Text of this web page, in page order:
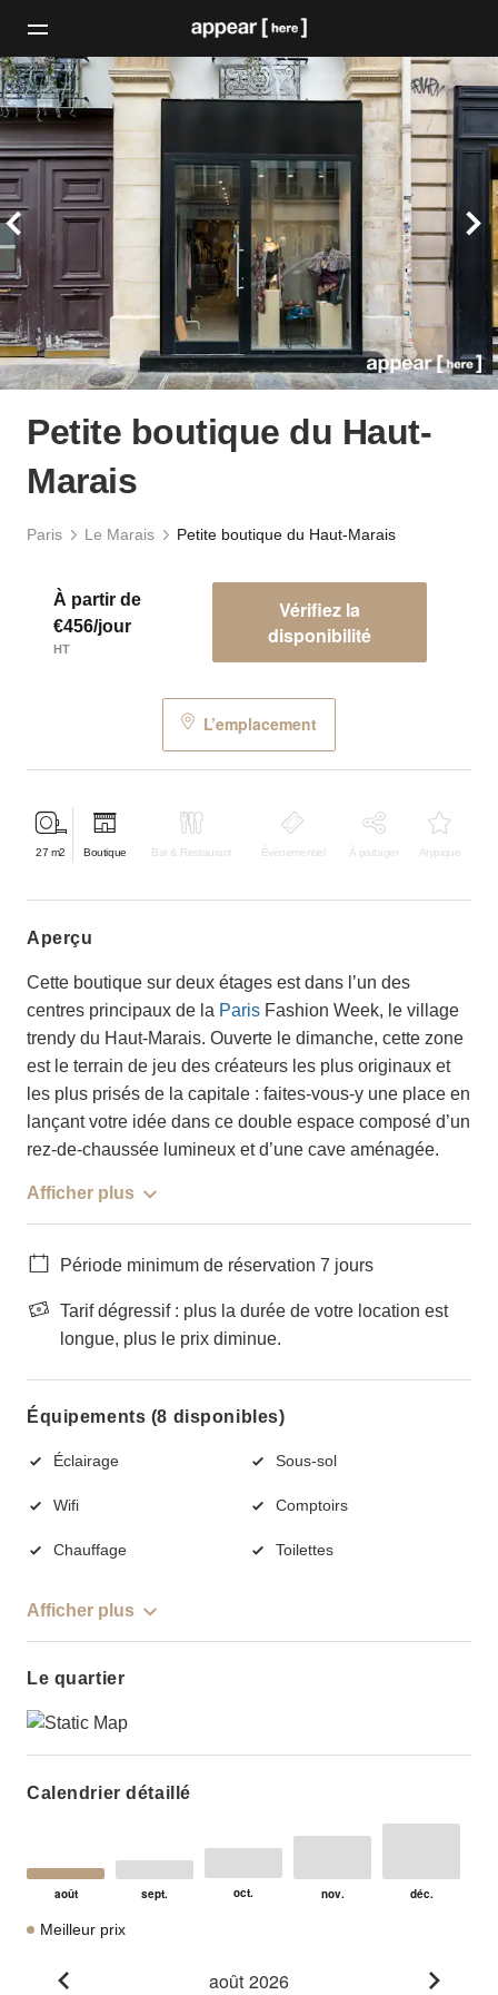
Petite boutique du Haut-
Marais
Paris Le Marais Petite boutique du Haut-Marais
À partir de
€456/jour
HT
Vérifiez la
disponibilité
L’emplacement
27 m2 Boutique Bar & Restaurant Événementiel À partager Atypique
aperçu
Cette boutique sur deux étages est dans l’un des
centres principaux de la Paris Fashion Week, le village
trendy du Haut-Marais. Ouverte le dimanche, cette zone
est le terrain de jeu des créateurs les plus originaux et
les plus prisés de la capitale : faites-vous-y une place en
lançant votre idée dans ce double espace composé d’un
rez-de-chaussée lumineux et d’une cave aménagée.
Afficher plus
Période minimum de réservation 7 jours
Tarif dégressif : plus la durée de votre location est
longue, plus le prix diminue.
Équipements (8 disponibles)
Éclairage Sous-sol
Wifi Comptoirs
Chauffage Toilettes
Afficher plus
Le quartier
Calendrier détaillé
Meilleur prix
août 2026